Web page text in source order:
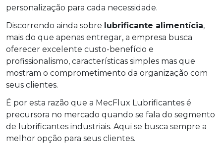
personalização para cada necessidade.
Discorrendo ainda sobre lubrificante alimentícia,
mais do que apenas entregar, a empresa busca
oferecer excelente custo-benefício e
profissionalismo, características simples mas que
mostram o comprometimento da organização com
seus clientes.
É por esta razão que a MecFlux Lubrificantes é
precursora no mercado quando se fala do segmento
de lubrificantes industriais. Aqui se busca sempre a
melhor opção para seus clientes.